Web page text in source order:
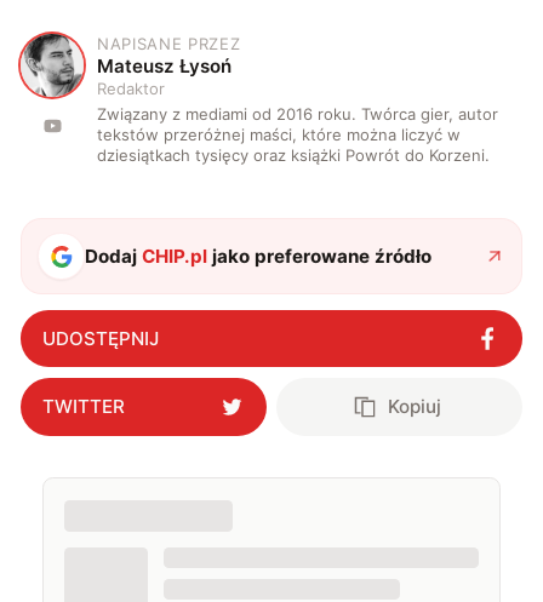
M
NAPISANE PRZEZ
Mateusz Łysoń
Redaktor
Związany z mediami od 2016 roku. Twórca gier, autor
tekstów przeróżnej maści, które można liczyć w
dziesiątkach tysięcy oraz książki Powrót do Korzeni.
DodajCHIP.pl jako preferowane źródło
UDOSTĘPNIJ
TWITTER Kopiuj